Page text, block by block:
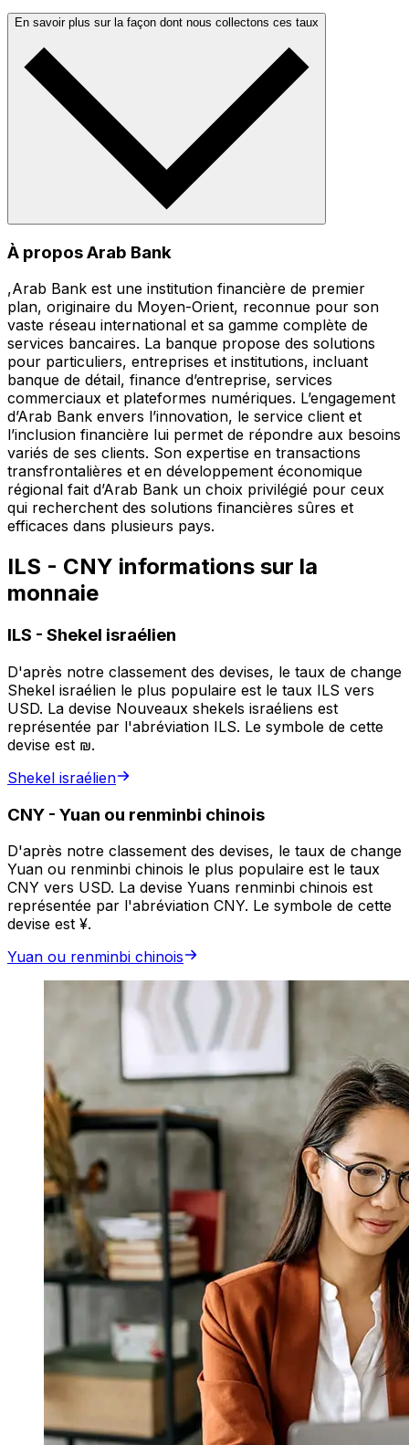
En savoir plus sur la façon dont nous collectons ces taux
À propos Arab Bank
,Arab Bank est une institution financière de premier
plan, originaire du Moyen-Orient, reconnue pour son
vaste réseau international et sa gamme complète de
services bancaires. La banque propose des solutions
pour particuliers, entreprises et institutions, incluant
banque de détail, finance d’entreprise, services
commerciaux et plateformes numériques. L’engagement
d’Arab Bank envers l’innovation, le service client et
l’inclusion financière lui permet de répondre aux besoins
variés de ses clients. Son expertise en transactions
transfrontalières et en développement économique
régional fait d’Arab Bank un choix privilégié pour ceux
qui recherchent des solutions financières sûres et
efficaces dans plusieurs pays.
ILS - CNY informations sur la
monnaie
ILS - Shekel israélien
D'après notre classement des devises, le taux de change
Shekel israélien le plus populaire est le taux ILS vers
USD. La devise Nouveaux shekels israéliens est
représentée par l'abréviation ILS. Le symbole de cette
devise est ₪.
Shekel israélien
CNY - Yuan ou renminbi chinois
D'après notre classement des devises, le taux de change
Yuan ou renminbi chinois le plus populaire est le taux
CNY vers USD. La devise Yuans renminbi chinois est
représentée par l'abréviation CNY. Le symbole de cette
devise est ¥.
Yuan ou renminbi chinois